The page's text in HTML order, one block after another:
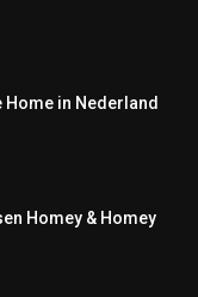
Home in Nederland
Homey & Homey